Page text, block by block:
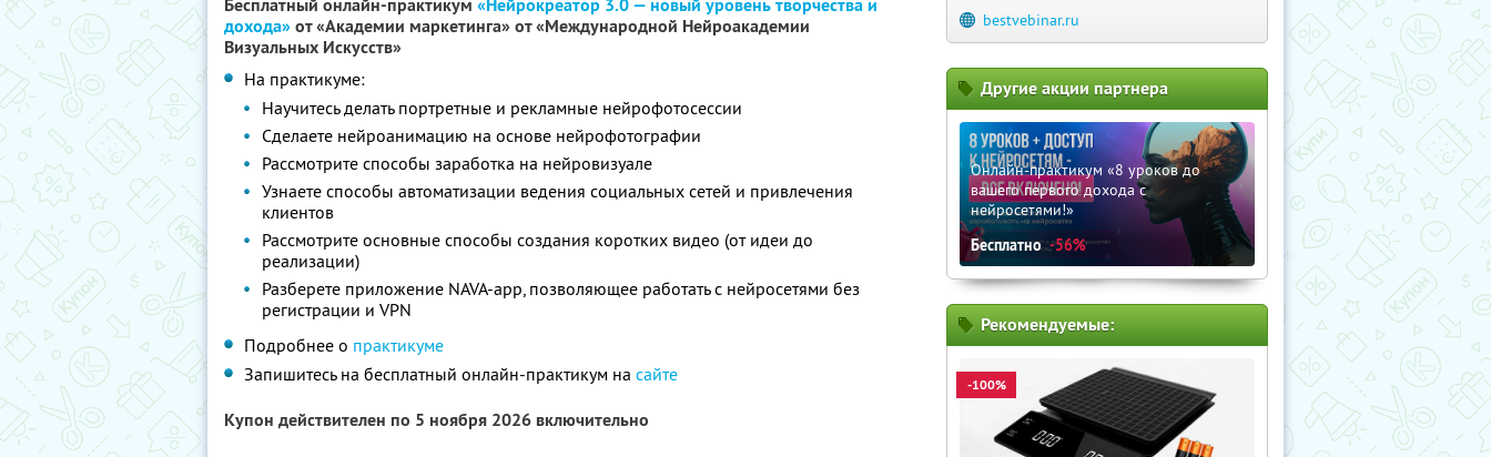
Бесплатный онлайн-практикум «Нейрокреатор 3.0 — новый уровень творчества и
дохода»от «Академии маркетинга» от «Международной Нейроакадемии
Визуальных Искусств»
На практикуме:
Научитесь делать портретные и рекламные нейрофотосессии
Сделаете нейроанимацию на основе нейрофотографии
Рассмотрите способы заработка на нейровизуале
Узнаете способы автоматизации ведения социальных сетей и привлечения
клиентов
Рассмотрите основные способы создания коротких видео (от идеи до
реализации)
Разберете приложение NAVA-app, позволяющее работать с нейросетями без
регистрации и VPN
Подробнее о практикуме
Запишитесь на бесплатный онлайн-практикум на сайте
Купон действителен по 5 ноября 2026 включительно
bestvebinar.ru
Другие акции партнера
Онлайн-практикум «8 уроков до
вашего первого дохода с
нейросетями!»
Бесплатно -56%
Рекомендуемые:
-100%